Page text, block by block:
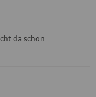
da schon